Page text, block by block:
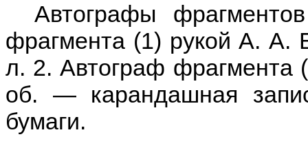
Автографы
фрагмента (1) рукой А.
л. 2. Автограф
об. — карандашная
бумаги.